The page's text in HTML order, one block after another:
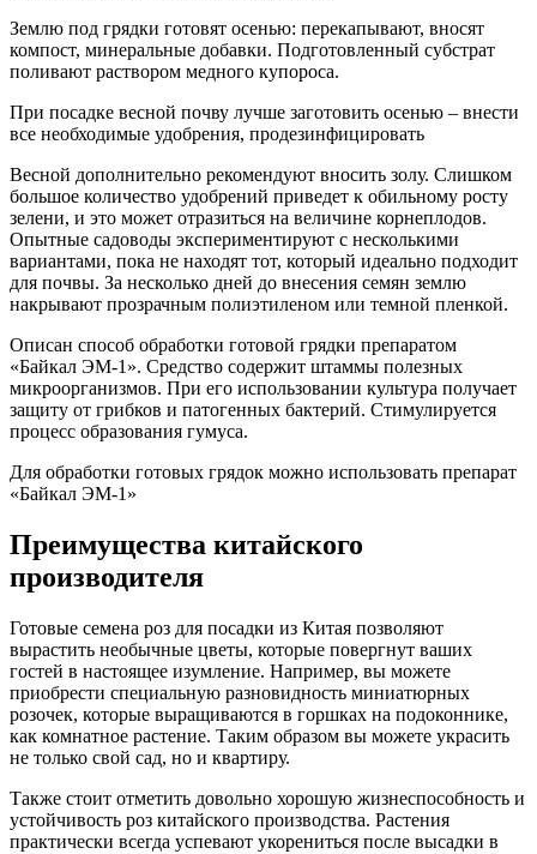
Землю под грядки готовят осенью: перекапывают, вносят
компост, минеральные добавки. Подготовленный субстрат
поливают раствором медного купороса.
При посадке весной почву лучше заготовить осенью – внести
все необходимые удобрения, продезинфицировать
Весной дополнительно рекомендуют вносить золу. Слишком
большое количество удобрений приведет к обильному росту
зелени, и это может отразиться на величине корнеплодов.
Опытные садоводы экспериментируют с несколькими
вариантами, пока не находят тот, который идеально подходит
для почвы. За несколько дней до внесения семян землю
накрывают прозрачным полиэтиленом или темной пленкой.
Описан способ обработки готовой грядки препаратом
«Байкал ЭМ-1». Средство содержит штаммы полезных
микроорганизмов. При его использовании культура получает
защиту от грибков и патогенных бактерий. Стимулируется
процесс образования гумуса.
Для обработки готовых грядок можно использовать препарат
«Байкал ЭМ-1»
Преимущества китайского
производителя
Готовые семена роз для посадки из Китая позволяют
вырастить необычные цветы, которые повергнут ваших
гостей в настоящее изумление. Например, вы можете
приобрести специальную разновидность миниатюрных
розочек, которые выращиваются в горшках на подоконнике,
как комнатное растение. Таким образом вы можете украсить
не только свой сад, но и квартиру.
Также стоит отметить довольно хорошую жизнеспособность и
устойчивость роз китайского производства. Растения
практически всегда успевают укорениться после высадки в